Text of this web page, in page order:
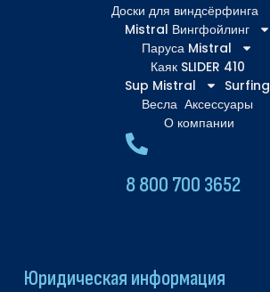
Доски для виндсёрфинга
Mistral Вингфойлинг
Паруса Mistral
Каяк SLIDER 410
Sup Mistral
Surfing
Весла Аксессуары
О компании
8 800 700 3652
Юридическая информация